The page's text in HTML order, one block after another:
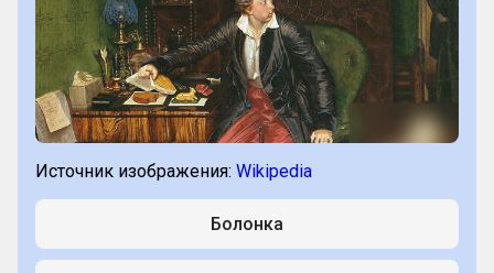
Источник изображения: Wikipedia
Болонка